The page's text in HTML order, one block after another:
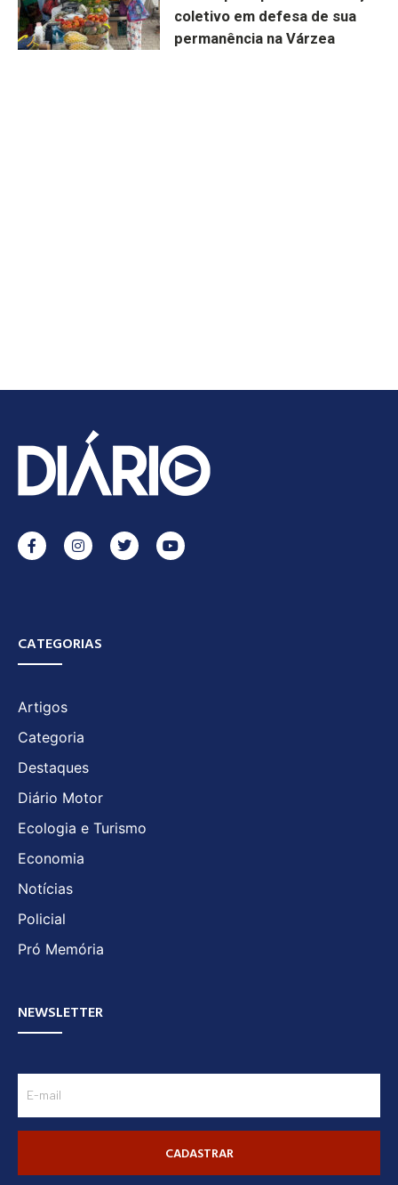
coletivo em defesa de sua
permanência na Várzea
CATEGORIAS
Artigos
Categoria
Destaques
Diário Motor
Ecologia e Turismo
Economia
Notícias
Policial
Pró Memória
NEWSLETTER
CADASTRAR